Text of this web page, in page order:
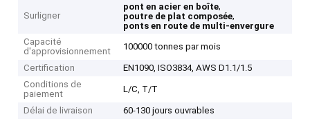
Surligner
pont en acier en boîte,
poutre de plat composée,
ponts en route de multi-envergure
Capacité
d'approvisionnement
100000 tonnes par mois
Certification
EN1090, ISO3834, AWS D1.1/1.5
Conditions de
paiement
L/C, T/T
Délai de livraison 60-130 jours ouvrables